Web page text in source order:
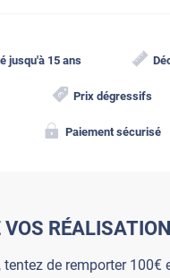
jusqu'à 15 ans
Prix dégressifs
Paiement sécurisé
VOS
tentez de remporter 100€